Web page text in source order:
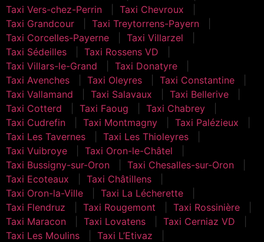
Taxi Vers-chez-Perrin
Taxi Chevroux
Taxi Grandcour
Taxi Treytorrens-Payern
Taxi Corcelles-Payerne
Taxi Villarzel
Taxi Sédeilles
Taxi Rossens VD
Taxi Villars-le-Grand
Taxi Donatyre
Taxi Avenches
Taxi Oleyres
Taxi Constantine
Taxi Vallamand
Taxi Salavaux
Taxi Bellerive
Taxi Cotterd
Taxi Faoug
Taxi Chabrey
Taxi Cudrefin
Taxi Montmagny
Taxi Palézieux
Taxi Les Tavernes
Taxi Les Thioleyres
Taxi Vuibroye
Taxi Oron-le-Châtel
Taxi Bussigny-sur-Oron
Taxi Chesalles-sur-Oron
Taxi Ecoteaux
Taxi Châtillens
Taxi Oron-la-Ville
Taxi La Lécherette
Taxi Flendruz
Taxi Rougemont
Taxi Rossinière
Taxi Maracon
Taxi Lovatens
Taxi Cerniaz VD
Taxi Les Moulins
Taxi L’Etivaz